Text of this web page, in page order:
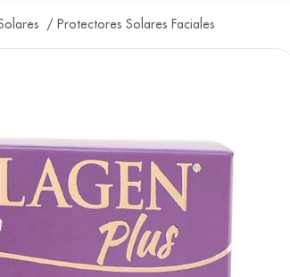
Protectores Solares Faciales